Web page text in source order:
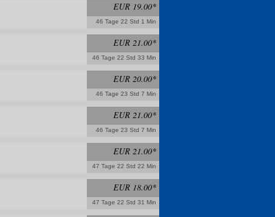
EUR 19.00*
46 Tage 22 Std 1 Min
EUR 21.00*
46 Tage 22 Std 33 Min
EUR 20.00*
46 Tage 23 Std 7 Min
EUR 21.00*
46 Tage 23 Std 7 Min
EUR 21.00*
47 Tage 22 Std 22 Min
EUR 18.00*
47 Tage 22 Std 31 Min